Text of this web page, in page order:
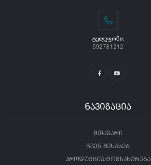
ᲢᲔᲚᲔᲤᲝᲜᲘ:
592781212
ნავიგაცია
მთავარი
ჩვენ შესახებ
პროდუქცია/მომსახურება